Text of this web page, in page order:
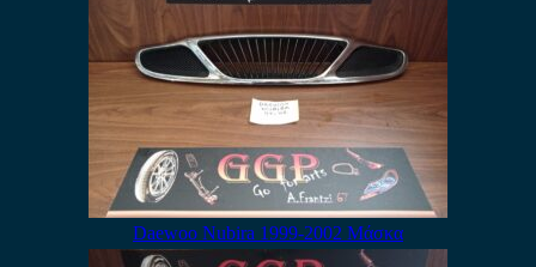
Daewoo Nubira 1999-2002 Μάσκα